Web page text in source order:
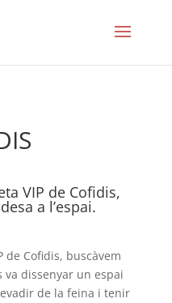
VIP de Cofidis,
a l’espai.
de Cofidis, buscàvem
va dissenyar un espai
de la feina i tenir